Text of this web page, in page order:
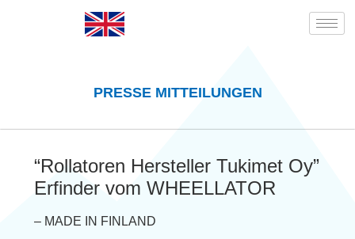
PRESSE MITTEILUNGEN
“Rollatoren Hersteller Tukimet Oy”
Erfinder vom WHEELLATOR
– MADE IN FINLAND